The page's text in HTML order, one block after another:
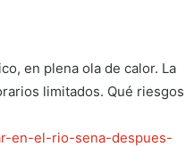
en plena ola de calor. La
limitados. Qué riesgos
en-el-rio-sena-despues-